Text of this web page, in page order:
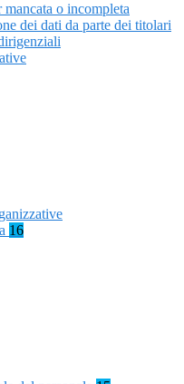
mancata o incompleta
dei dati da parte dei titolari
16